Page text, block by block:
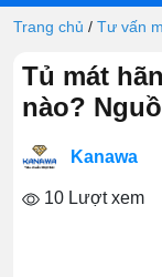
Trang chủ / Tư vấn
Tủ mát
nào?
Kanawa
10 Lượt xem